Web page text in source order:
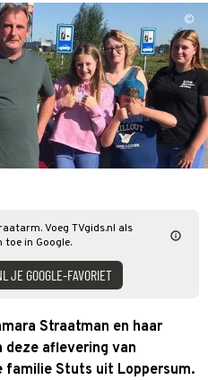
©
Voeg TVgids.nl als
in Google.
JE GOOGLE-FAVORIET
Straatman en haar
deze aflevering van
familie Stuts uit Loppersum.